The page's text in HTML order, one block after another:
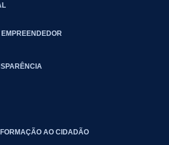
AO CIDADÃO